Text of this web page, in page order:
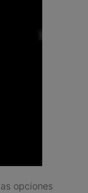
opciones